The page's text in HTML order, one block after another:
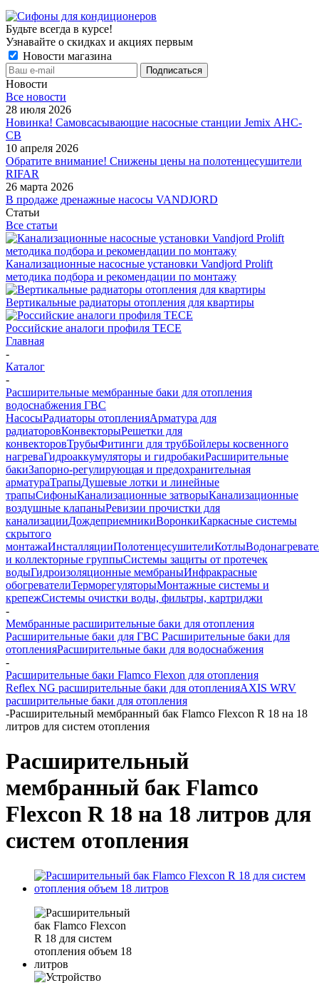
Будьте всегда в курсе!
Узнавайте о скидках и акциях первым
Новости магазина
Новости
Все новости
28 июля 2026
Новинка! Самовсасывающие насосные станции Jemix АНС-
СВ
10 апреля 2026
Обратите внимание! Снижены цены на полотенцесушители
RIFAR
26 марта 2026
В продаже дренажные насосы VANDJORD
Статьи
Все статьи
Канализационные насосные установки Vandjord Prolift
методика подбора и рекомендации по монтажу
Вертикальные радиаторы отопления для квартиры
Российские аналоги профиля TECE
Главная
-
Каталог
-
Расширительные мембранные баки для отопления
водоснабжения ГВС
НасосыРадиаторы отопленияАрматура для
радиаторовКонвекторыРешетки для
конвекторовТрубыФитинги для трубБойлеры косвенного
нагреваГидроаккумуляторы и гидробакиРасширительные
бакиЗапорно-регулирующая и предохранительная
арматураТрапыДушевые лотки и линейные
трапыСифоныКанализационные затворыКанализационные
воздушные клапаныРевизии прочистки для
канализацииДождеприемникиВоронкиКаркасные системы
скрытого
монтажаИнсталляцииПолотенцесушителиКотлы
и коллекторные группыСистемы защиты от протечек
водыГидроизоляционные мембраныИнфракрасные
обогревателиТерморегуляторыМонтажные системы и
крепежСистемы очистки воды, фильтры, картриджи
-
Мембранные расширительные баки для отопления
Расширительные баки для ГВС Расширительные баки для
отопленияРасширительные баки для водоснабжения
-
Расширительные баки Flamco Flexon для отопления
Reflex NG расширительные баки для отопленияAXIS WRV
расширительные баки для отопления
-Расширительный мембранный бак Flamco Flexcon R 18 на 18
литров для систем отопления
Расширительный
мембранный бак Flamco
Flexcon R 18 на 18 литров для
систем отопления